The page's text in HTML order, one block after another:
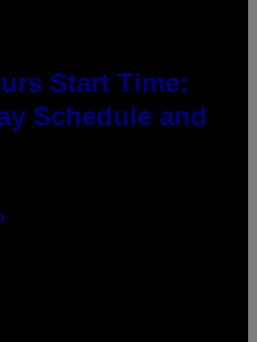
Start Time:
Schedule and